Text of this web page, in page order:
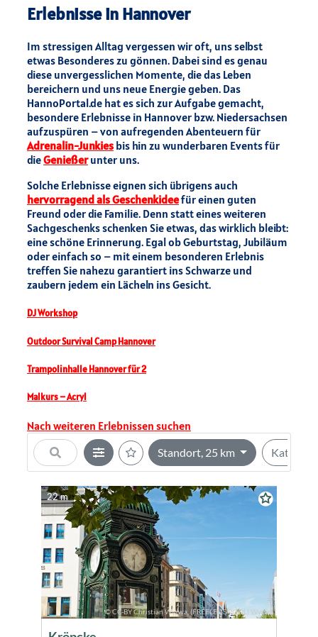
Erlebnisse in Hannover
Im stressigen Alltag vergessen wir oft, uns selbst
etwas Besonderes zu gönnen. Dabei sind es genau
diese unvergesslichen Momente, die das Leben
bereichern und uns neue Energie geben. Das
HannoPortal.de hat es sich zur Aufgabe gemacht,
besondere Erlebnisse in Hannover bzw. Niedersachsen
aufzuspüren – von aufregenden Abenteuern für
Adrenalin-Junkies bis hin zu wunderbaren Events für
dieGenießerunter uns.
Solche Erlebnisse eignen sich übrigens auch
hervorragend als Geschenkideefür einen guten
Freund oder die Familie. Denn statt eines weiteren
Sachgeschenks schenken Sie etwas, das wirklich bleibt:
eine schöne Erinnerung. Egal ob Geburtstag, Jubiläum
oder einfach so – mit einem besonderen Erlebnis
treffen Sie nahezu garantiert ins Schwarze und
zaubern jedem ein Lächeln ins Gesicht.
DJ Workshop
Outdoor Survival Camp Hannover
Trampolinhalle Hannover für 2
Malkurs – Acryl
Nach weiteren Erlebnissen suchen